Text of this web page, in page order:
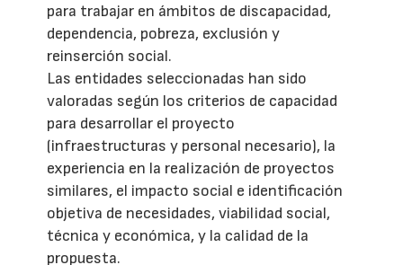
para trabajar en ámbitos de discapacidad,
dependencia, pobreza, exclusión y
reinserción social.
Las entidades seleccionadas han sido
valoradas según los criterios de capacidad
para desarrollar el proyecto
(infraestructuras y personal necesario), la
experiencia en la realización de proyectos
similares, el impacto social e identificación
objetiva de necesidades, viabilidad social,
técnica y económica, y la calidad de la
propuesta.